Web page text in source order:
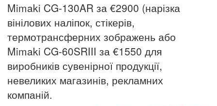
Mimaki CG-130AR за €2900 (нарізка
вінілових наліпок, стікерів,
термотрансферних зображень або
Mimaki CG-60SRIII за €1550 для
виробників сувенірної продукції,
невеликих магазинів, рекламних
компаній.